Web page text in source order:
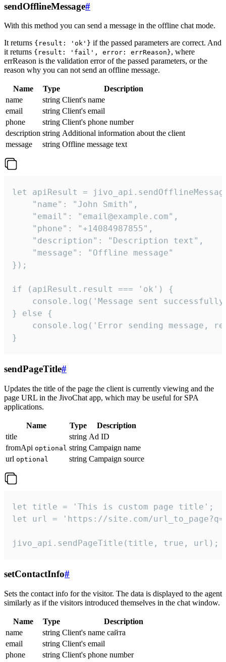
sendOfflineMessage#
With this method you can send a message in the offline chat mode.
It returns {result: 'ok'} if the passed parameters are correct. And
it returns {result: 'fail', error: errReason}, where
errReason is the validation error of the passed parameters, or the
reason why you can not send an offline message.
Name Type
Description
name
string Client's name
email
string Client's email
phone
string Client's phone number
description string Additional information about the client
message
string Offline message text
let apiResult =
    "name": "John Smith",
    "email": "email@example.com",
    "phone": "+14084987855",
    "description": "Description text",
    "message": "Offline message"
});
if (apiResult.result === 'ok') {
console.log('Message sent
} else {
console.log('Error sending message,
}
sendPageTitle#
Updates the title of the page the client is currently viewing and the
page URL in the JivoChat app, which may be useful for SPA
applications.
Name Type
Description
title
string Ad ID
fromApi optional string Campaign name
url optional string Campaign source
let title = 'This is custom page title';
let url = 'https://site.com/
jivo_api.sendPageTitle(title, true, url);
setContactInfo#
Sets the contact info for the visitor. The data is displayed to the agent
similarly as if the visitors introduced themselves in the chat window.
Name Type
Description
name
string Client's name сайта
email
string Client's email
phone
string Client's phone number